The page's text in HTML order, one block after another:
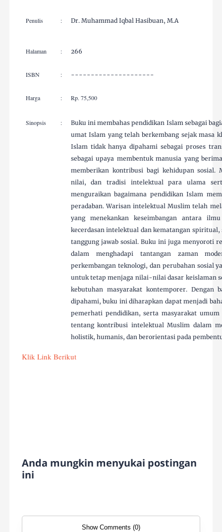
Penulis : Dr. Muhammad Iqbal Hasibuan, M.A
Halaman : 266
ISBN : ---------------------
Harga : Rp. 75,500
Sinopsis :
Buku ini membahas pendidikan Islam sebagai
umat Islam yang telah berkembang sejak masa
Islam tidak hanya dipahami sebagai proses
sebagai upaya membentuk manusia yang
memberikan kontribusi bagi kehidupan
nilai, dan tradisi intelektual para ulama
menguraikan bagaimana pendidikan Islam
peradaban. Warisan intelektual Muslim telah
yang menekankan keseimbangan antara
kecerdasan intelektual dan kematangan
tanggung jawab sosial. Buku ini juga menyoroti
dalam menghadapi tantangan zaman
perkembangan teknologi, dan perubahan sosial
untuk tetap menjaga nilai-nilai dasar keislaman
kebutuhan masyarakat kontemporer. Dengan
dipahami, buku ini diharapkan dapat menjadi
pemerhati pendidikan, serta masyarakat
tentang kontribusi intelektual Muslim dalam
holistik, humanis, dan berorientasi pada
Klik Link Berikut
Anda mungkin menyukai postingan
ini
Show Comments (0)